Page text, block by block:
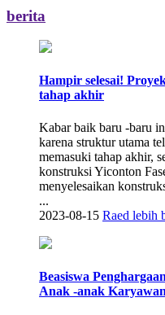
berita
Hampir selesai!
tahap akhir
Kabar baik baru -baru
karena struktur utama
memasuki tahap akhir,
konstruksi Yiconton
menyelesaikan
...
2023-08-15 Raed lebih
Beasiswa
Anak -anak